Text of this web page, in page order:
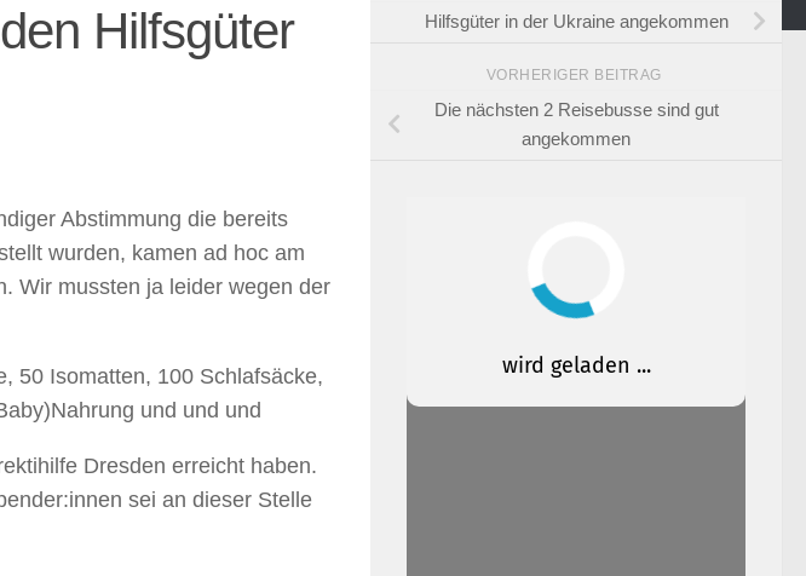
Hilfsgüter
Abstimmung die bereits
wurden, kamen ad hoc am
Wir mussten ja leider wegen der
50 Isomatten, 100 Schlafsäcke,
und und und
Dresden erreicht haben.
sei an dieser Stelle
Hilfsgüter in der Ukraine angekommen
VORHERIGER BEITRAG
Die nächsten 2 Reisebusse sind gut
angekommen